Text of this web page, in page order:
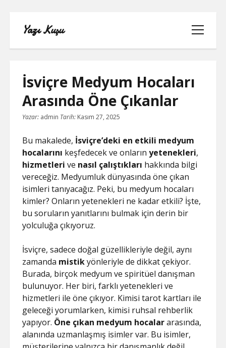
Yazı Kuşu
menüyü
aç
IGTV IZLENME YÜKSELTME PARASIZ
INSTAGRAM BEĞENI KASMA
INSTAGRAM BOT TAKIPÇI BASMA
ÜCRETSIZ
LISTE
SAYFA LISTESI
İsviçre Medyum Hocaları
Arasında Öne Çıkanlar
Yazar: admin Tarih: Kasım 27, 2025
Bu makalede, İsviçre’deki en etkili medyum
hocalarını keşfedecek ve onlarınyetenekleri,
hizmetleri ve nasıl çalıştıkları hakkında bilgi
vereceğiz. Medyumluk dünyasında öne çıkan
isimleri tanıyacağız. Peki, bu medyum hocaları
kimler? Onların yetenekleri ne kadar etkili? İşte,
bu soruların yanıtlarını bulmak için derin bir
yolculuğa çıkıyoruz.
İsviçre, sadece doğal güzellikleriyle değil, aynı
zamanda mistikyönleriyle de dikkat çekiyor.
Burada, birçok medyum ve spiritüel danışman
bulunuyor. Her biri, farklı yetenekleri ve
hizmetleri ile öne çıkıyor. Kimisi tarot kartları ile
geleceği yorumlarken, kimisi ruhsal rehberlik
yapıyor. Öne çıkan medyum hocalararasında,
alanında uzmanlaşmış isimler var. Bu isimler,